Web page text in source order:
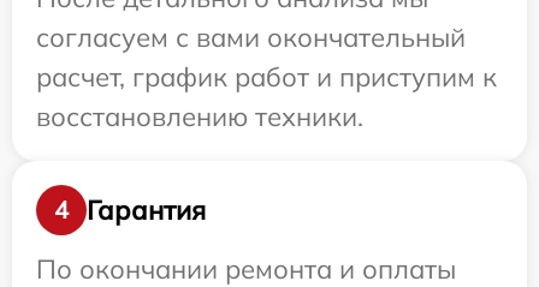
согласуем с вами окончательный
расчет, график работ и приступим к
восстановлению техники.
4
Гарантия
По окончании ремонта и оплаты